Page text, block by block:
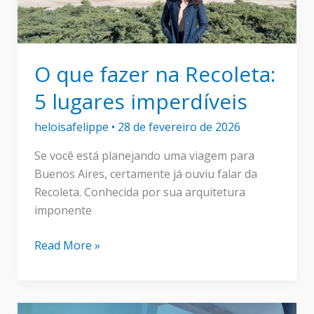
O que fazer na Recoleta:
5 lugares imperdíveis
heloisafelippe • 28 de fevereiro de 2026
Se você está planejando uma viagem para
Buenos Aires, certamente já ouviu falar da
Recoleta. Conhecida por sua arquitetura
imponente
O
na
Read More »